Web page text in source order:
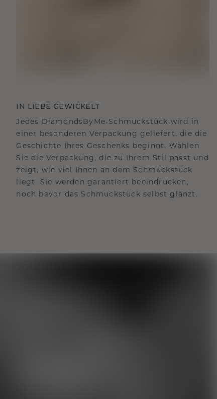
IN LIEBE GEWICKELT
Jedes DiamondsByMe-Schmuckstück wird in
einer besonderen Verpackung geliefert, die die
Geschichte Ihres Geschenks beginnt. Wählen
Sie die Verpackung, die zu Ihrem Stil passt und
zeigt, wie viel Ihnen an dem Schmuckstück
liegt. Sie werden garantiert beeindrucken,
noch bevor das Schmuckstück selbst glänzt.